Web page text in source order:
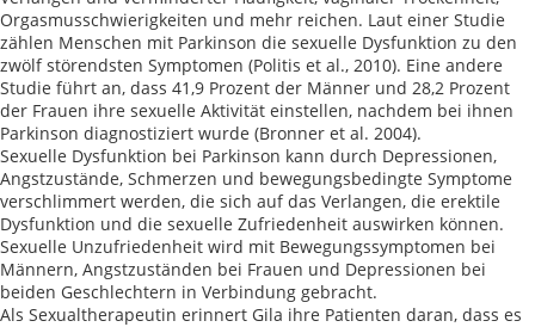
Orgasmusschwierigkeiten und mehr reichen. Laut einer Studie
zählen Menschen mit Parkinson die sexuelle Dysfunktion zu den
zwölf störendsten Symptomen (Politis et al., 2010). Eine andere
Studie führt an, dass 41,9 Prozent der Männer und 28,2 Prozent
der Frauen ihre sexuelle Aktivität einstellen, nachdem bei ihnen
Parkinson diagnostiziert wurde (Bronner et al. 2004).
Sexuelle Dysfunktion bei Parkinson kann durch Depressionen,
Angstzustände, Schmerzen und bewegungsbedingte Symptome
verschlimmert werden, die sich auf das Verlangen, die erektile
Dysfunktion und die sexuelle Zufriedenheit auswirken können.
Sexuelle Unzufriedenheit wird mit Bewegungssymptomen bei
Männern, Angstzuständen bei Frauen und Depressionen bei
beiden Geschlechtern in Verbindung gebracht.
Als Sexualtherapeutin erinnert Gila ihre Patienten daran, dass es